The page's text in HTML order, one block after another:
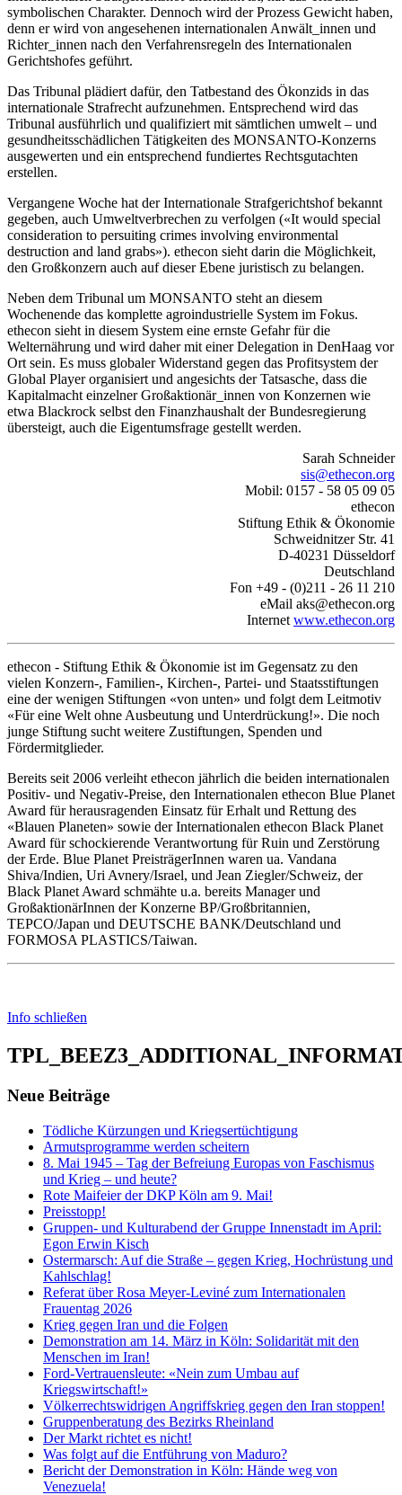
symbolischen Charakter. Dennoch wird der Prozess Gewicht haben,
denn er wird von angesehenen internationalen Anwält_innen und
Richter_innen nach den Verfahrensregeln des Internationalen
Gerichtshofes geführt.
Das Tribunal plädiert dafür, den Tatbestand des Ökonzids in das
internationale Strafrecht aufzunehmen. Entsprechend wird das
Tribunal ausführlich und qualifiziert mit sämtlichen umwelt – und
gesundheitsschädlichen Tätigkeiten des MONSANTO-Konzerns
ausgewerten und ein entsprechend fundiertes Rechtsgutachten
erstellen.
Vergangene Woche hat der Internationale Strafgerichtshof bekannt
gegeben, auch Umweltverbrechen zu verfolgen («It would special
consideration to persuiting crimes involving environmental
destruction and land grabs»). ethecon sieht darin die Möglichkeit,
den Großkonzern auch auf dieser Ebene juristisch zu belangen.
Neben dem Tribunal um MONSANTO steht an diesem
Wochenende das komplette agroindustrielle System im Fokus.
ethecon sieht in diesem System eine ernste Gefahr für die
Welternährung und wird daher mit einer Delegation in DenHaag vor
Ort sein. Es muss globaler Widerstand gegen das Profitsystem der
Global Player organisiert und angesichts der Tatsasche, dass die
Kapitalmacht einzelner Großaktionär_innen von Konzernen wie
etwa Blackrock selbst den Finanzhaushalt der Bundesregierung
übersteigt, auch die Eigentumsfrage gestellt werden.
Sarah Schneider
sis@ethecon.org
Mobil: 0157 - 58 05 09 05
ethecon
Stiftung Ethik & Ökonomie
Schweidnitzer Str. 41
D-40231 Düsseldorf
Deutschland
Fon +49 - (0)211 - 26 11 210
eMail aks@ethecon.org
Internet www.ethecon.org
ethecon - Stiftung Ethik & Ökonomie ist im Gegensatz zu den
vielen Konzern-, Familien-, Kirchen-, Partei- und Staatsstiftungen
eine der wenigen Stiftungen «von unten» und folgt dem Leitmotiv
«Für eine Welt ohne Ausbeutung und Unterdrückung!». Die noch
junge Stiftung sucht weitere Zustiftungen, Spenden und
Fördermitglieder.
Bereits seit 2006 verleiht ethecon jährlich die beiden internationalen
Positiv- und Negativ-Preise, den Internationalen ethecon Blue Planet
Award für herausragenden Einsatz für Erhalt und Rettung des
«Blauen Planeten» sowie der Internationalen ethecon Black Planet
Award für schockierende Verantwortung für Ruin und Zerstörung
der Erde. Blue Planet PreisträgerInnen waren ua. Vandana
Shiva/Indien, Uri Avnery/Israel, und Jean Ziegler/Schweiz, der
Black Planet Award schmähte u.a. bereits Manager und
GroßaktionärInnen der Konzerne BP/Großbritannien,
TEPCO/Japan und DEUTSCHE BANK/Deutschland und
FORMOSA PLASTICS/Taiwan.
Info schließen
Neue Beiträge
Tödliche Kürzungen und Kriegsertüchtigung
Armutsprogramme werden scheitern
8. Mai 1945 – Tag der Befreiung Europas von Faschismus
und Krieg – und heute?
Rote Maifeier der DKP Köln am 9. Mai!
Preisstopp!
Gruppen- und Kulturabend der Gruppe Innenstadt im April:
Egon Erwin Kisch
Ostermarsch: Auf die Straße – gegen Krieg, Hochrüstung und
Kahlschlag!
Referat über Rosa Meyer-Leviné zum Internationalen
Frauentag 2026
Krieg gegen Iran und die Folgen
Demonstration am 14. März in Köln: Solidarität mit den
Menschen im Iran!
Ford-Vertrauensleute: «Nein zum Umbau auf
Kriegswirtschaft!»
Völkerrechtswidrigen Angriffskrieg gegen den Iran stoppen!
Gruppenberatung des Bezirks Rheinland
Der Markt richtet es nicht!
Was folgt auf die Entführung von Maduro?
Bericht der Demonstration in Köln: Hände weg von
Venezuela!